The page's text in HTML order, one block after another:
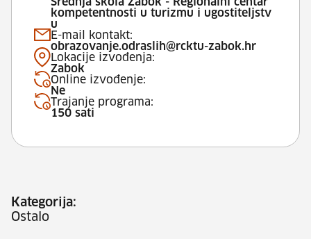
kompetentnosti u turizmu i ugostiteljstv
u
E-mail kontakt:
obrazovanje.odraslih@rcktu-zabok.hr
Lokacije izvođenja:
Zabok
Online izvođenje:
Ne
Trajanje programa:
150 sati
Kategorija:
Ostalo